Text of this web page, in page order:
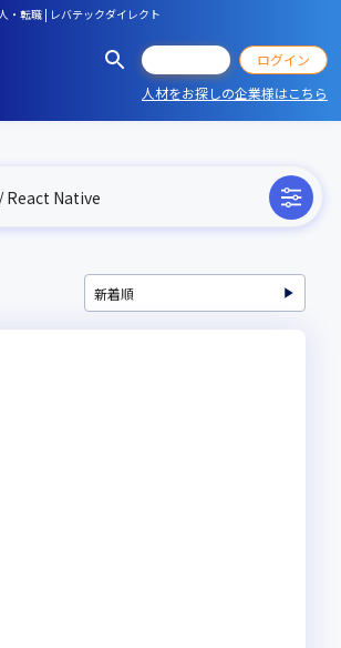
転職 | レバテックダイレクト
ログイン
人材をお探しの企業様はこちら
React Native